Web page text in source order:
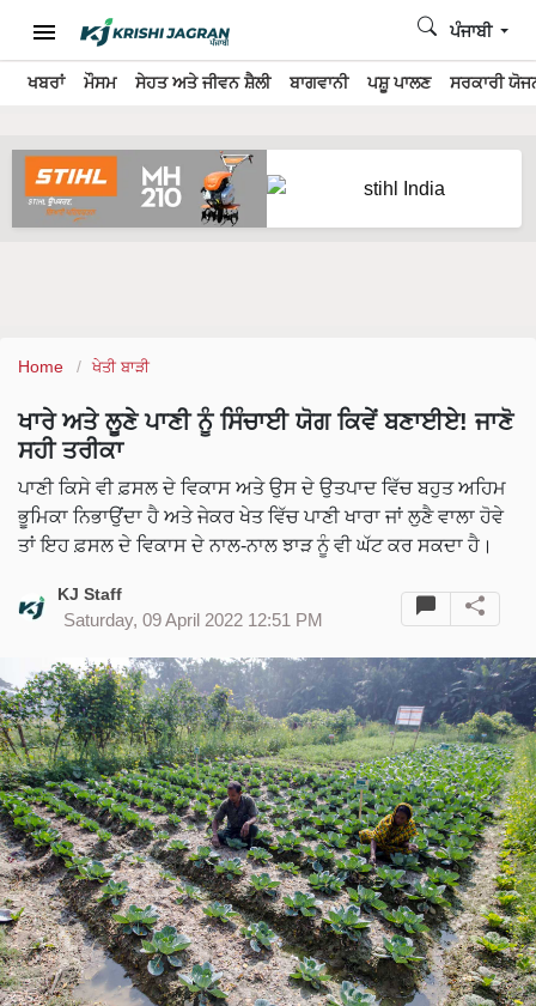
ਖਬਰਾਂ ਮੌਸਮ ਸੇਹਤ ਅਤੇ ਜੀਵਨ ਸ਼ੈਲੀ ਬਾਗਵਾਨੀ ਪਸ਼ੂ ਪਾਲਣ ਸਰਕਾਰੀ
ਪੰਜਾਬੀ
Home ਖੇਤੀ ਬਾੜੀ
ਖਾਰੇ ਅਤੇ ਲੂਣੇ ਪਾਣੀ ਨੂੰ ਸਿੰਚਾਈ ਯੋਗ ਕਿਵੇਂ ਬਣਾਈਏ! ਜਾਣੋ
ਸਹੀ ਤਰੀਕਾ
ਪਾਣੀ ਕਿਸੇ ਵੀ ਫ਼ਸਲ ਦੇ ਵਿਕਾਸ ਅਤੇ ਉਸ ਦੇ ਉਤਪਾਦ ਵਿੱਚ ਬਹੁਤ ਅਹਿਮ
ਭੂਮਿਕਾ ਨਿਭਾਉਂਦਾ ਹੈ ਅਤੇ ਜੇਕਰ ਖੇਤ ਵਿੱਚ ਪਾਣੀ ਖਾਰਾ ਜਾਂ ਲੁਣੈ ਵਾਲਾ ਹੋਵੇ
ਤਾਂ ਇਹ ਫ਼ਸਲ ਦੇ ਵਿਕਾਸ ਦੇ ਨਾਲ-ਨਾਲ ਝਾੜ ਨੂੰ ਵੀ ਘੱਟ ਕਰ ਸਕਦਾ ਹੈ।
KJ Staff
Saturday, 09 April 2022 12:51 PM